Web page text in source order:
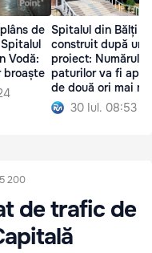
de
Vodă:
broaște
Spitalul din Bălți
construit după un
proiect: Numărul
paturilor va fi
de două ori mai
30 Iul. 08:53
5 200
de trafic de